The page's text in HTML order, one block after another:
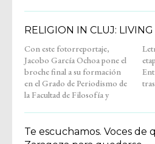
RELIGION IN CLUJ:
Con este fotorreportaje,
Jacobo García Ochoa pone el
broche final a su formación
en el Grado de Periodismo de
la Facultad de Filosofía y
Letras y cierra también su
etapa como colaborador de
Entremedios. Su trabajo nos
Te escuchamos. Voces de